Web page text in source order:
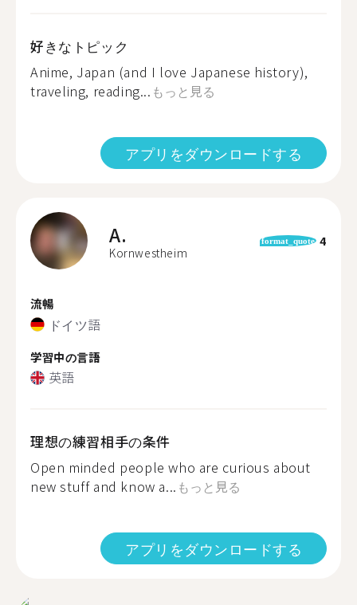
好きなトピック
Anime, Japan (and I love Japanese history),
traveling, reading... もっと見る
アプリをダウンロードする
A.
Kornwestheim
format_quote 4
流暢
ドイツ語
学習中の言語
英語
理想の練習相手の条件
Open minded people who are curious about
new stuff and know a... もっと見る
アプリをダウンロードする